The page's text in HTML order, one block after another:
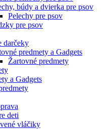
búdy a dvierka pre psov
Pelechy pre psov
pre psov
darčeky
predmety a Gadgets
Žartovné predmety
a Gadgets
deti
vláčiky